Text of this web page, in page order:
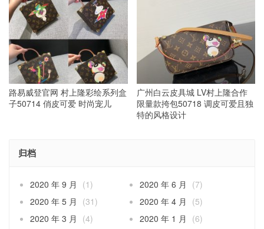
路易威登官网 村上隆彩绘系列盒
子50714 俏皮可爱 时尚宠儿
广州白云皮具城 LV村上隆合作
限量款挎包50718 调皮可爱且独
特的风格设计
归档
2020 年 9 月 (1) 2020 年 6 月
(7)
2020 年 5 月
(31) 2020 年 4 月
(5)
2020 年 3 月
(4) 2020 年 1 月
(6)